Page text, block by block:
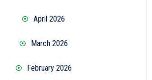
April 2026
March 2026
February 2026